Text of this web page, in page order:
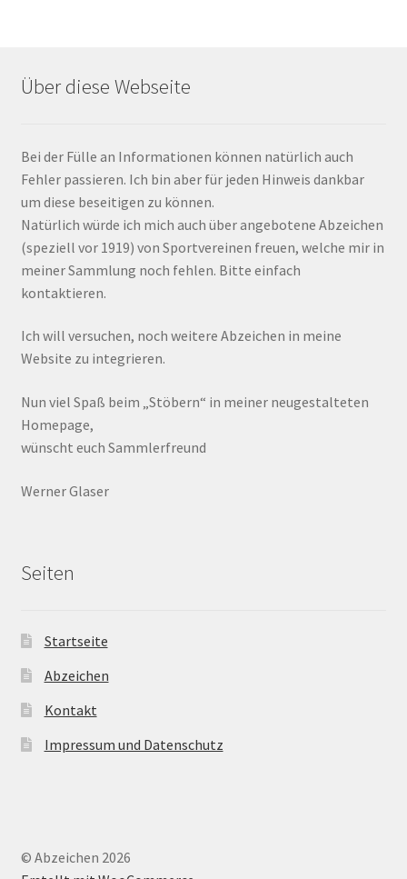
Über diese Webseite
Bei der Fülle an Informationen können natürlich auch
Fehler passieren. Ich bin aber für jeden Hinweis dankbar
um diese beseitigen zu können.
Natürlich würde ich mich auch über angebotene Abzeichen
(speziell vor 1919) von Sportvereinen freuen, welche mir in
meiner Sammlung noch fehlen. Bitte einfach
kontaktieren.
Ich will versuchen, noch weitere Abzeichen in meine
Website zu integrieren.
Nun viel Spaß beim „Stöbern“ in meiner neugestalteten
Homepage,
wünscht euch Sammlerfreund
Werner Glaser
Seiten
Startseite
Abzeichen
Kontakt
Impressum und Datenschutz
© Abzeichen 2026